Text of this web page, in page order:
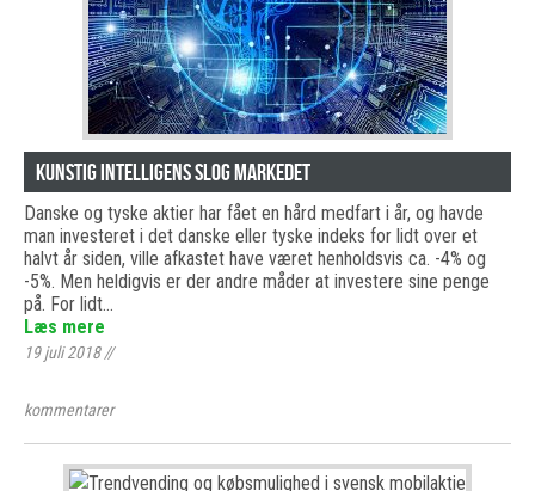
Kunstig intelligens slog markedet
Danske og tyske aktier har fået en hård medfart i år, og havde
man investeret i det danske eller tyske indeks for lidt over et
halvt år siden, ville afkastet have været henholdsvis ca. -4% og
-5%. Men heldigvis er der andre måder at investere sine penge
på. For lidt…
Læs mere
19 juli 2018//
kommentarer